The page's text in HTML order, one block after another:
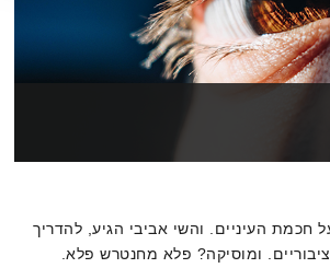
חכמת העיניים. והשי אביבי הגיע, להדריך
ומוסיקה? פלא מחנטרש פלא.